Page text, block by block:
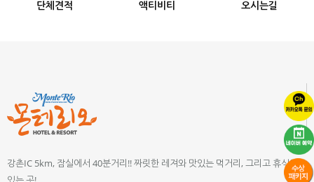
단체견적 액티비티 오시는길
강촌IC 5km, 잠실에서 40분거리!! 짜릿한 레져와 맛있는 먹거리, 그리고 휴식이